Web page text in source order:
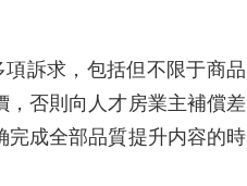
訴求，包括但不限于商品
，否則向人才房業主補償差
完成全部品質提升内容的時